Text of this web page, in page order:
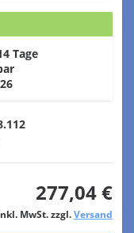
Tage
277,04 €
MwSt. zzgl.Versand